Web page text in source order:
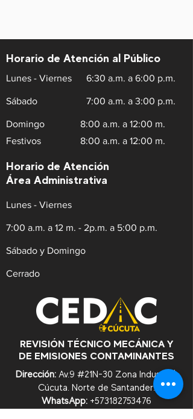
Horario de Atención al Público
Lunes - Viernes 6:30 a.m. a 6:00 p.m.
Sábado 7:00 a.m. a 3:00 p.m.
Domingo
Festivos
8:00 a.m. a 12:00 m.
8:00 a.m. a 12:00 m.
Horario de Atención
Área Administrativa
Lunes - Viernes
7:00 a.m. a 12 m. - 2p.m. a 5:00 p.m.
Sábado y Domingo
Cerrado
REVISIÓN TÉCNICO MECÁNICA Y
DE EMISIONES CONTAMINANTES
Dirección: Av.9 #21N-30 Zona Industrial,
Cúcuta. Norte de Santander.
WhatsApp: +573182753476